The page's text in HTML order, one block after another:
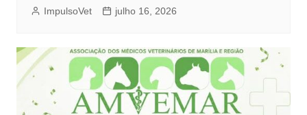
ImpulsoVet julho 16, 2026